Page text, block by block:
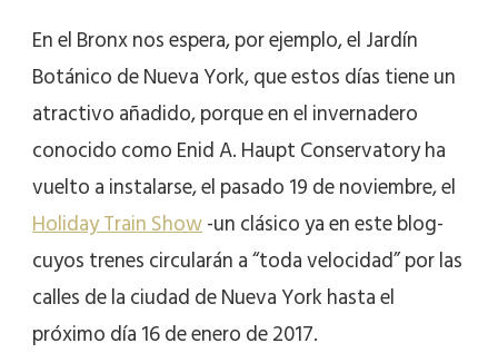
En el Bronx nos espera, por ejemplo, el Jardín
Botánico de Nueva York, que estos días tiene un
atractivo añadido, porque en el invernadero
conocido como Enid A. Haupt Conservatory ha
vuelto a instalarse, el pasado 19 de noviembre, el
Holiday Train Show-un clásico ya en este blog-
cuyos trenes circularán a “toda velocidad” por las
calles de la ciudad de Nueva York hasta el
próximo día 16 de enero de 2017.